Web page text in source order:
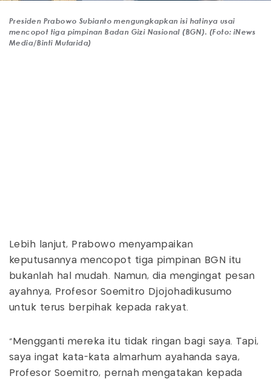
Presiden Prabowo Subianto mengungkapkan isi hatinya usai
mencopot tiga pimpinan Badan Gizi Nasional (BGN). (Foto: iNews
Media/Binti Mufarida)
Lebih lanjut, Prabowo menyampaikan
keputusannya mencopot tiga pimpinan BGN itu
bukanlah hal mudah. Namun, dia mengingat pesan
ayahnya, Profesor Soemitro Djojohadikusumo
untuk terus berpihak kepada rakyat.
"Mengganti mereka itu tidak ringan bagi saya. Tapi,
saya ingat kata-kata almarhum ayahanda saya,
Profesor Soemitro, pernah mengatakan kepada